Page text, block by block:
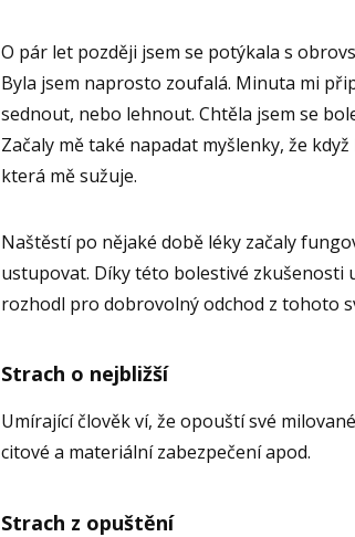
O pár let později jsem se potýkala s
Byla jsem naprosto zoufalá. Minuta mi
sednout, nebo lehnout. Chtěla jsem se
Začaly mě také napadat myšlenky, že
která mě sužuje.
Naštěstí po nějaké době léky začaly
ustupovat. Díky této bolestivé zkušenosti
rozhodl pro dobrovolný odchod z tohoto
Strach o nejbližší
Umírající člověk ví, že opouští své
citové a materiální zabezpečení apod.
Strach z opuštění